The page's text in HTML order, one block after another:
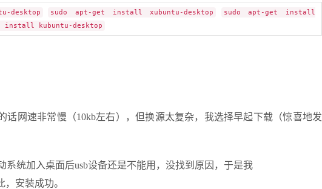
desktop sudo apt-get install xubuntu-desktop
sudo apt-get install
install kubuntu-desktop
话网速非常慢（10kb左右），但换源太复杂，我选择早起下载（惊喜地发
系统加入桌面后usb设备还是不能用，没找到原因，于是我
安装成功。